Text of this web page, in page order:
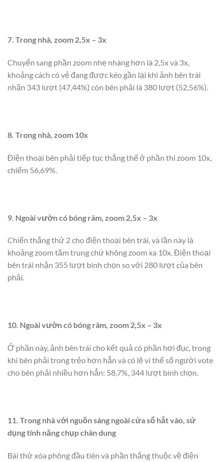
7. Trong nhà, zoom 2,5x – 3x
Chuyển sang phần zoom nhẹ nhàng hơn là 2,5x và 3x,
khoảng cách có vẻ đang được kéo gần lại khi ảnh bên trái
nhận 343 lượt (47,44%) còn bên phải là 380 lượt (52,56%).
8. Trong nhà, zoom 10x
Điện thoại bên phải tiếp tục thắng thế ở phần thi zoom 10x,
chiếm 56,69%.
9. Ngoài vườn có bóng râm, zoom 2,5x – 3x
Chiến thắng thứ 2 cho điện thoại bên trái, và lần này là
khoảng zoom tầm trung chứ không zoom xa 10x. Điện thoại
bên trái nhận 355 lượt bình chọn so với 280 lượt của bên
phải.
10. Ngoài vườn có bóng râm, zoom 2,5x – 3x
Ở phần này, ảnh bên trái cho kết quả có phần hơi đục, trong
khi bên phải trong trẻo hơn hẳn và có lẽ vì thế số người vote
cho bên phải nhiều hơn hẳn: 58,7%, 344 lượt bình chọn.
11. Trong nhà với nguồn sáng ngoài cửa sổ hắt vào, sử
dụng tính năng chụp chân dung
Bài thử xóa phông đầu tiên và phần thắng thuộc về điện